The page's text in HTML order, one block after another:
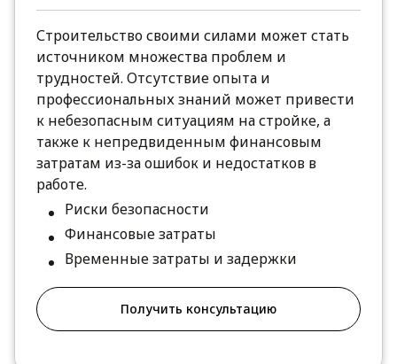
Строительство своими силами может стать
источником множества проблем и
трудностей. Отсутствие опыта и
профессиональных знаний может привести
к небезопасным ситуациям на стройке, а
также к непредвиденным финансовым
затратам из-за ошибок и недостатков в
работе.
Риски безопасности
Финансовые затраты
Временные затраты и задержки
Получить консультацию